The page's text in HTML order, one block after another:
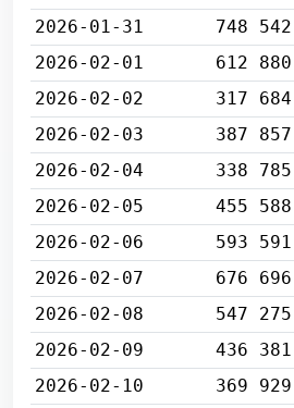
2026-01-31
748 542
2026-02-01
612 880
2026-02-02
317 684
2026-02-03
387 857
2026-02-04
338 785
2026-02-05
455 588
2026-02-06
593 591
2026-02-07
676 696
2026-02-08
547 275
2026-02-09
436 381
2026-02-10
369 929